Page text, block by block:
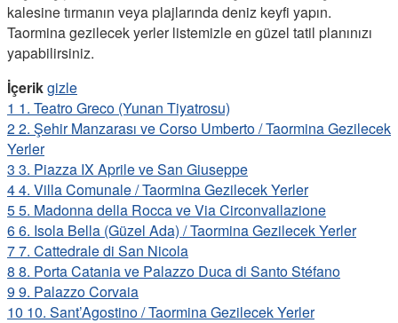
kalesine tırmanın veya plajlarında deniz keyfi yapın.
Taormina gezilecek yerler listemizle en güzel tatil planınızı
yapabilirsiniz.
İçerikgizle
1 1. Teatro Greco (Yunan Tiyatrosu)
22. Şehir Manzarası ve Corso Umberto / Taormina Gezilecek
Yerler
3 3. Piazza IX Aprile ve San Giuseppe
44. Villa Comunale / Taormina Gezilecek Yerler
55. Madonna della Rocca ve Via Circonvallazione
66. Isola Bella (Güzel Ada) / Taormina Gezilecek Yerler
77. Cattedrale di San Nicola
8 8. Porta Catania ve Palazzo Duca di Santo Stéfano
9 9. Palazzo Corvaia
10 10. Sant’Agostino / Taormina Gezilecek Yerler